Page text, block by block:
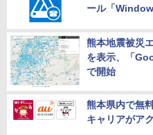
ール「
熊本地震被災
を表示、「
で開始
熊本県内で無
キャリアがア